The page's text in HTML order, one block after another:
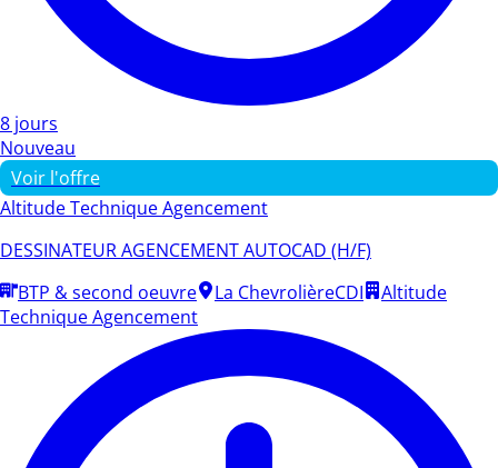
8 jours
Nouveau
Voir l'offre
Altitude Technique Agencement
DESSINATEUR AGENCEMENT AUTOCAD (H/F)
BTP & second oeuvre
La ChevrolièreCDI
Altitude
Technique Agencement